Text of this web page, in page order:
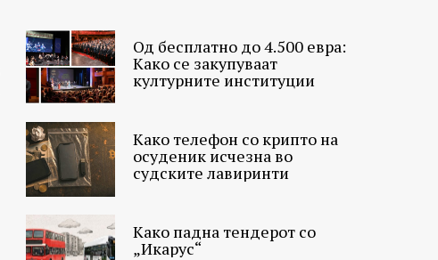
Од бесплатно до 4.500 евра:
Како се закупуваат
културните институции
Како телефон со крипто на
осуденик исчезна во
судските лавиринти
Како падна тендерот со
„Икарус“